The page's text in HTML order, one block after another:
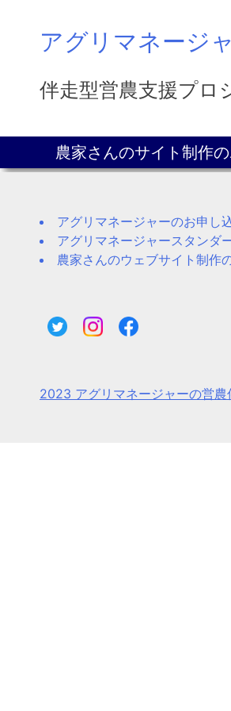
contentアグリマネージ
伴走型営農支援プロ
農家さんのサイト制作
アグリマネージャーのお申し
アグリマネージャースタンダ
農家さんのウェブサイト制作
2023 アグリマネージャーの営